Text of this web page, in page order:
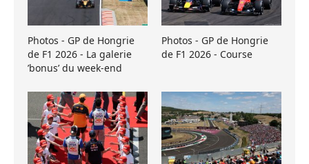
Photos - GP de Hongrie
de F1 2026 - La galerie
’bonus’ du week-end
Photos - GP de Hongrie
de F1 2026 - Course